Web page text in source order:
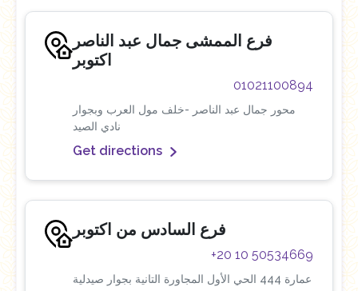
فرع الممشى جمال عبد الناصر
اكتوبر
01021100894
محور جمال عبد الناصر -خلف مول العرب وبجوار
نادي الصيد
Get directions
فرع السادس من اكتوبر
+20 10 50534669
عمارة 444 الحي الأول المجاورة التانية بجوار صيدلية